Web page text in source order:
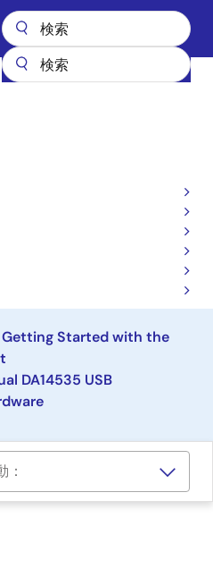
DA14535-00FXDEVKT-U
DA14535
Energy 5.3
ット
U
Getting Started with the
DA14535 USB